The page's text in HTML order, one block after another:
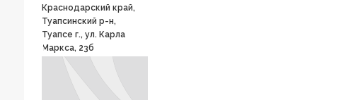
Краснодарский край,
Туапсинский р-н,
Туапсе г., ул. Карла
Маркса, 23б